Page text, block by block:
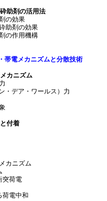
助剤の活用法
の効果
剤の効果
作用機構
帯電メカニズムと分散技術
カニズム
ア・ワールス）力
付着
ニズム
荷電
電中和